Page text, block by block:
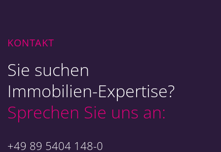
KONTAKT
Sie suchen
Immobilien-Expertise?
Sprechen Sie uns an:
+49 89 5404 148-0